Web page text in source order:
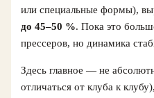
или специальные формы),
до 45–50 %. Пока это
прессеров, но динамика
Здесь главное — не
отличаться от клуба к